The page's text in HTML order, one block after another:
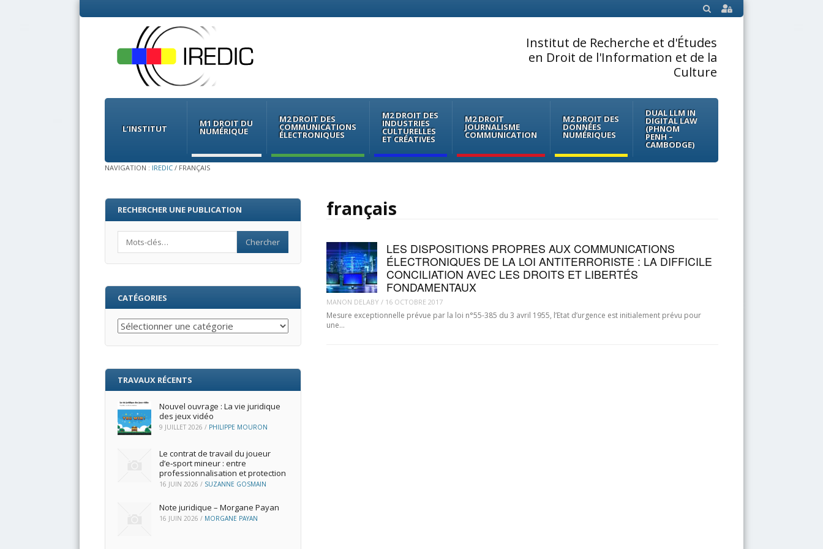
SEARCH
Institut de Recherche et d'Études
en Droit de l'Information et de la
Culture
Menu
Skip
contentL’INSTITUT M1 DROIT DU
NUMÉRIQUE
M2 DROIT DES
COMMUNICATIONS
ÉLECTRONIQUES
M2 DROIT DES
INDUSTRIES
CULTURELLES
ET CRÉATIVES
M2 DROIT
JOURNALISME
COMMUNICATION
M2 DROIT DES
DONNÉES
NUMÉRIQUES
DUAL LLM IN
DIGITAL LAW
(PHNOM
PENH –
CAMBODGE)
NAVIGATION : IREDIC / FRANÇAIS
français
LES DISPOSITIONS PROPRES AUX COMMUNICATIONS
ÉLECTRONIQUES DE LA LOI ANTITERRORISTE : LA DIFFICILE
CONCILIATION AVEC LES DROITS ET LIBERTÉS
FONDAMENTAUX
MANON DELABY / 16 OCTOBRE 2017
Mesure exceptionnelle prévue par la loi n°55-385 du 3 avril 1955, l’Etat d’urgence est initialement prévu pour
une…
RECHERCHER UNE PUBLICATION
CATÉGORIES
Catégories
TRAVAUX RÉCENTS
Nouvel ouvrage : La vie juridique
des jeux vidéo
9 JUILLET 2026 / PHILIPPE MOURON
Le contrat de travail du joueur
d’e‑sport mineur : entre
professionnalisation et protection
16 JUIN 2026 / SUZANNE GOSMAIN
Note juridique – Morgane Payan
16 JUIN 2026 / MORGANE PAYAN